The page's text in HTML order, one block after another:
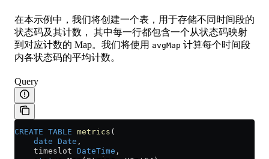
在本示例中，我们将创建一个表，用于存储不同时间段的
状态码及其计数， 其中每一行都包含一个从状态码映射
到对应计数的 Map。我们将使用 avgMap 计算每个时间段
内各状态码的平均计数。
Query
CREATE TABLE metrics (
    date
Date ,
    timeslot
DateTime ,